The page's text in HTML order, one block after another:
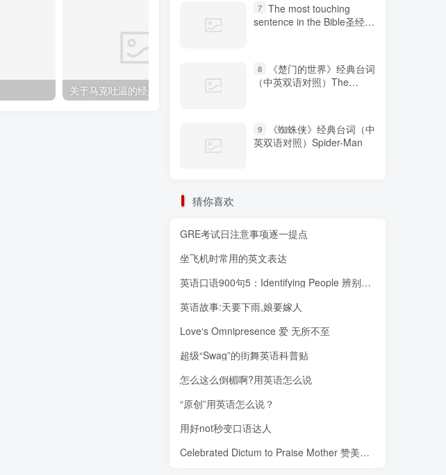
One real man 一个真正的男子汉
7 The most touching
sentence in the Bible圣经中
8
《楚门的世界》经典台词
（中英双语对照）The
9
《蜘蛛侠》经典台词（中
英双语对照）Spider-Man
猜你喜欢
GRE考试日注意事项逐一提点
坐飞机时常用的英文表达
英语口语900句5：Identifying People 辨别身份
英语故事:天要下雨,娘要嫁人
Love‘s Omnipresence 爱 无所不至
超级“Swag”的街舞英语科普贴
怎么这么倒楣啊?用英语怎么说
“原创”用英语怎么说？
用好not秒变口语达人
Celebrated Dictum to Praise Mother 赞美母亲的名言